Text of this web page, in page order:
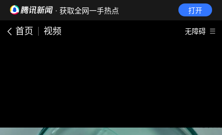
· 获取全网一手热点 打开
首页 视频 无障碍